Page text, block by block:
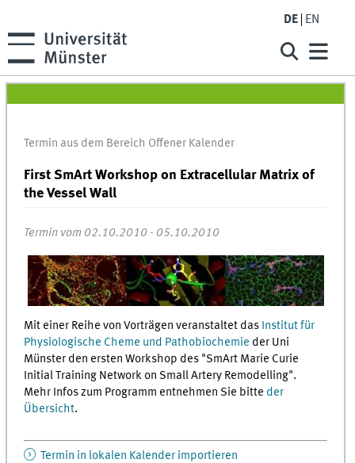
DE EN
Termin aus dem Bereich Offener Kalender
First SmArt Workshop on Extracellular Matrix of
the Vessel Wall
Termin vom 02.10.2010 - 05.10.2010
Mit einer Reihe von Vorträgen veranstaltet das Institut für
Physiologische Cheme und Pathobiochemie der Uni
Münster den ersten Workshop des "SmArt Marie Curie
Initial Training Network on Small Artery Remodelling".
Mehr Infos zum Programm entnehmen Sie bitte der
Übersicht.
Termin in lokalen Kalender importieren